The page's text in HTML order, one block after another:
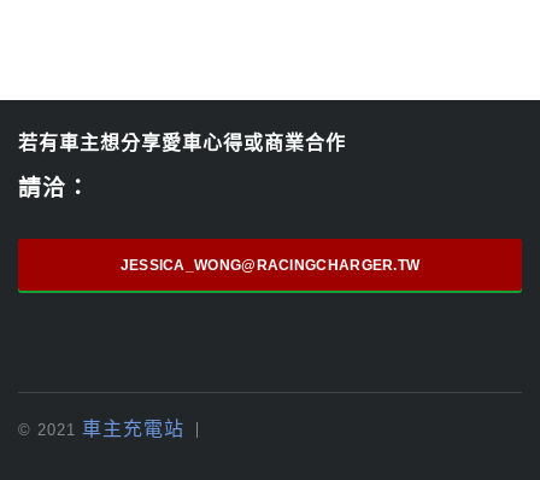
若有車主想分享愛車心得或商業合作
請洽：
JESSICA_WONG@RACINGCHARGER.TW
© 2021 車主充電站